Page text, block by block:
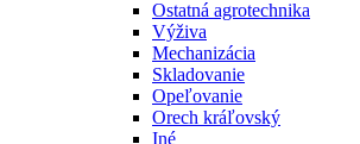
Ostatná agrotechnika
Výživa
Mechanizácia
Skladovanie
Opeľovanie
Orech kráľovský
Iné